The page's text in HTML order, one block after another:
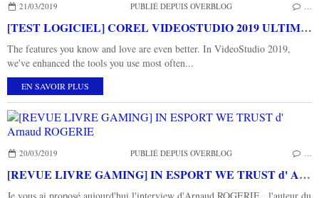
21/03/2019 PUBLIÉ DEPUIS OVERBLOG …
[TEST LOGICIEL] COREL VIDEOSTUDIO 2019 ULTIMATE PC
The features you know and love are even better. In VideoStudio 2019,
we've enhanced the tools you use most often...
EN SAVOIR PLUS
20/03/2019 PUBLIÉ DEPUIS OVERBLOG …
[REVUE LIVRE GAMING] IN ESPORT WE TRUST d' Arnaud ROGERIE